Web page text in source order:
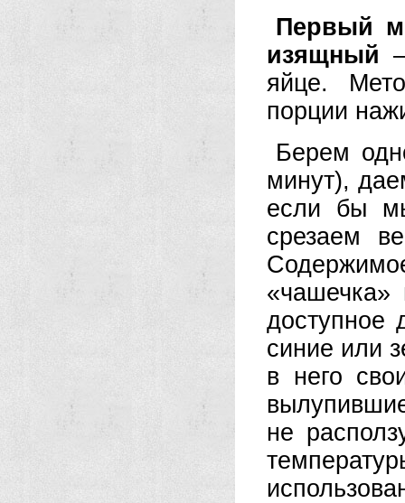
Первый
изящный
яйце.
порции
Берем
минут),
если бы
срезаем
«чашечка»
доступное
синие или
в него
не